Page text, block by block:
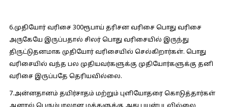
6.முதியோர் வரிசை 300ரூபாய் தரிசன வரிசை பொது வரிசை
அருகேயே இருப்பதால் சிலர் பொது வரிசையில் இருந்து
திருட்டுதனமாக முதியோர் வரிசையில் செல்கிறார்கள். பொது
வரிசையில் வந்த பல முதியவர்களுக்கு முதியோர்களுக்கு தனி
வரிசை இருப்பதே தெரியவில்லை.
7.அன்னதானம் தயிர்சாதம் மற்றும் புளியோதரை கொடுத்தார்கள்